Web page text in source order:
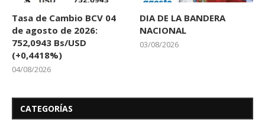
Tasa de Cambio BCV 04
de agosto de 2026:
752,0943 Bs/USD
(+0,4418%)
04/08/2026
DIA DE LA BANDERA
NACIONAL
03/08/2026
CATEGORÍAS